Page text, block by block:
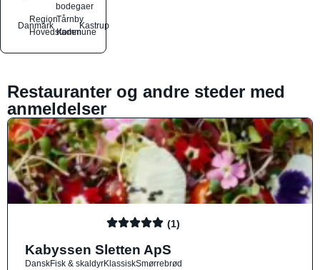
bodegaer
Danmark
Region
Hovedstaden
Tårnby
Kommune
Kastrup
Restauranter og andre steder med
anmeldelser
(1)
Kabyssen Sletten ApS
DanskFisk & skaldyrKlassiskSmørrebrød